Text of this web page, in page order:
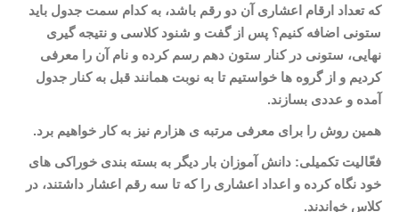
که تعداد ارقام اعشاری آن دو رقم باشد، به کدام سمت جدول باید
ستونی اضافه کنیم؟ پس از گفت و شنود کلاسی و نتیجه گیری
نهایی، ستونی در کنار ستون دهم رسم کرده و نام آن را معرفی
کردیم و از گروه ها خواستیم تا به نوبت همانند قبل به کنار جدول
آمده و عددی بسازند.
همین روش را برای معرفی مرتبه ی هزارم نیز به کار خواهیم برد.
فعّالیت تکمیلی: دانش آموزان بار دیگر به بسته بندی خوراکی های
خود نگاه کرده و اعداد اعشاری را که تا سه رقم اعشار داشتند، در
کلاس خواندند.